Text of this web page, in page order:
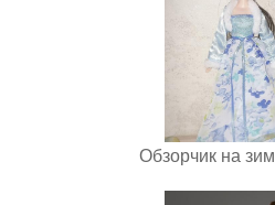
Обзорчик на